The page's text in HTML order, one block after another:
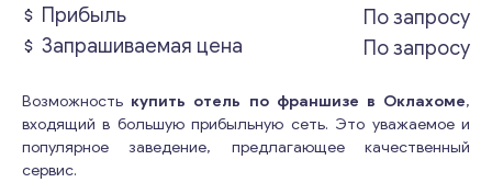
Прибыль
По запросу
Запрашиваемая цена
По запросу
Возможность купить отель по франшизе в Оклахоме,
входящий в большую прибыльную сеть. Это уважаемое и
популярное заведение, предлагающее качественный
сервис.